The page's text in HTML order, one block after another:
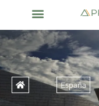
España